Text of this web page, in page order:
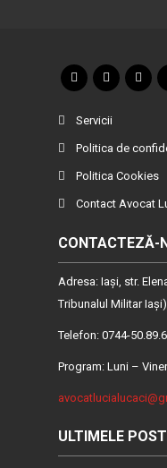
Servicii
Politica de
Politica Cookies
Contact Avocat
CONTACTEZĂ-
Adresa: Iaşi, str.
Tribunalul Militar
Telefon: 0744-
Program: Luni –
ULTIMELE